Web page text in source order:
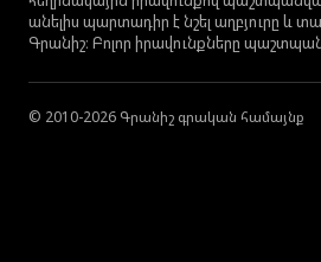
անելիս պարտադիր է նշել աղբյուրը և
Գրանիշ։ Բոլոր իրավունքները
© 2010-2026 Գրանիշ գրական համայնք